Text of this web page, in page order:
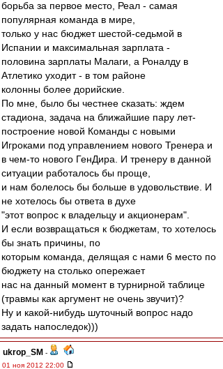
борьба за первое место, Реал - самая
популярная команда в мире,
только у нас бюджет шестой-седьмой в
Испании и максимальная зарплата -
половина зарплаты Малаги, а Роналду в
Атлетико уходит - в том районе
колонны более дорийские.
По мне, было бы честнее сказать: ждем
стадиона, задача на ближайшие пару лет-
построение новой Команды с новыми
Игроками под управлением нового Тренера и
в чем-то нового ГенДира. И тренеру в данной
ситуации работалось бы проще,
и нам болелось бы больше в удовольствие. И
не хотелось бы ответа в духе
"этот вопрос к владельцу и акционерам".
И если возвращаться к бюджетам, то хотелось
бы знать причины, по
которым команда, делящая с нами 6 место по
бюджету на столько опережает
нас на данный момент в турнирной таблице
(травмы как аргумент не очень звучит)?
Ну и какой-нибудь шуточный вопрос надо
задать напоследок)))
ukrop_SM -
01 ноя 2012 22:00